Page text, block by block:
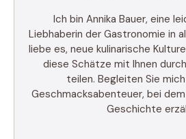
Ich bin Annika Bauer, eine
Liebhaberin der Gastronomie in
liebe es, neue kulinarische
diese Schätze mit Ihnen
teilen. Begleiten Sie
Geschmacksabenteuer, bei
Geschichte